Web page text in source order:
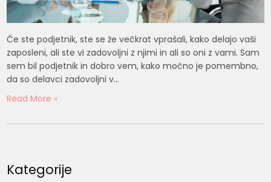
Če ste podjetnik, ste se že večkrat vprašali, kako delajo vaši
zaposleni, ali ste vi zadovoljni z njimi in ali so oni z vami. Sam
sem bil podjetnik in dobro vem, kako močno je pomembno,
da so delavci zadovoljni v…
Read More »
Kategorije